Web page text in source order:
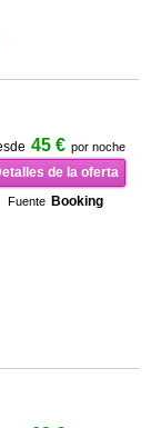
45 € por noche
de la oferta
Fuente Booking